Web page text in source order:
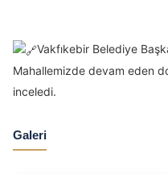
Vakfıkebir Belediye
Mahallemizde devam eden
inceledi.
Galeri